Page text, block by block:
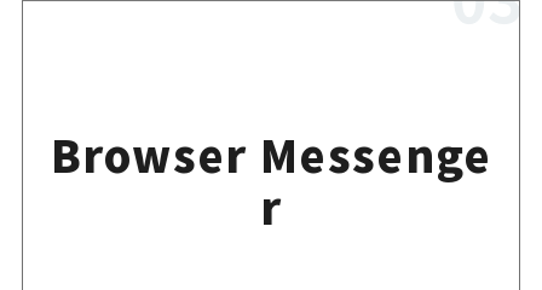
Browser Messenge
r